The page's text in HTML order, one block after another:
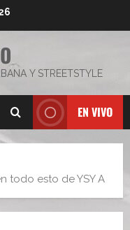
Y STREETSTYLE
EN VIVO
todo esto de YSY A